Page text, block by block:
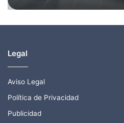
Legal
Aviso Legal
Política de Privacidad
Publicidad